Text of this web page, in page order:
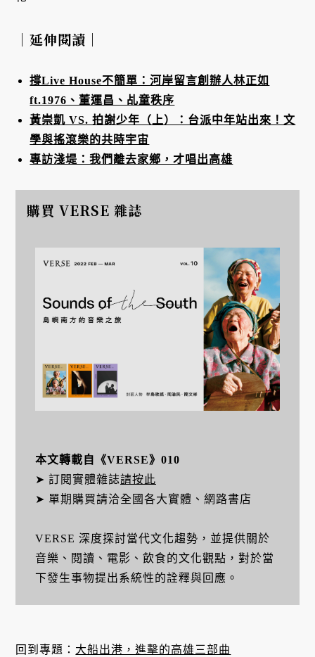
｜延伸閱讀｜
撐Live House不簡單：河岸留言創辦人林正如
ft.1976、董運昌、乩童秩序
黃崇凱 VS. 拍謝少年（上）：台派中年站出來！文
學與搖滾樂的共時宇宙
專訪淺堤：我們離去家鄉，才唱出高雄
購買 VERSE 雜誌
本文轉載自《VERSE》010
➤ 訂閱實體雜誌請按此
➤ 單期購買請洽全國各大實體、網路書店
VERSE 深度探討當代文化趨勢，並提供關於
音樂、閱讀、電影、飲食的文化觀點，對於當
下發生事物提出系統性的詮釋與回應。
回到專題： 大船出港，進擊的高雄三部曲